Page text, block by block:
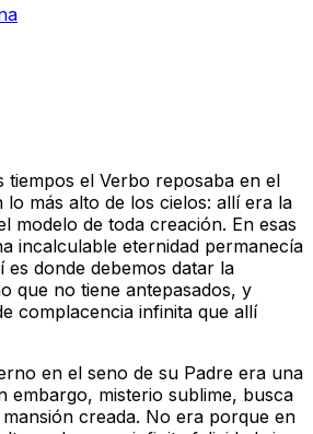
tiempos el Verbo reposaba en el
lo más alto de los cielos: allí era la
modelo de toda creación. En esas
incalculable eternidad permanecía
es donde debemos datar la
que no tiene antepasados, y
complacencia infinita que allí
en el seno de su Padre era una
embargo, misterio sublime, busca
creada. No era porque en